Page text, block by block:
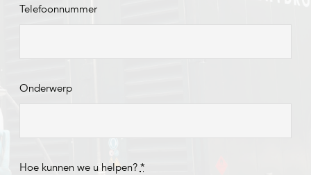
Telefoonnummer
Onderwerp
Hoe kunnen we u helpen? *